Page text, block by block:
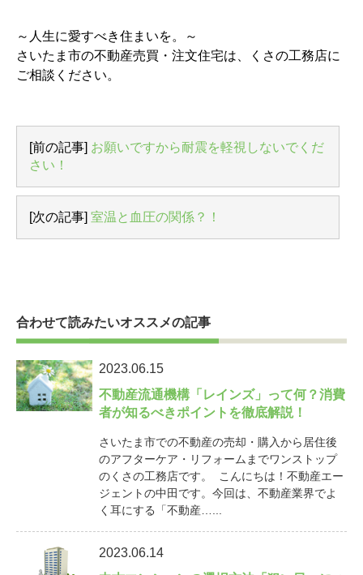
～人生に愛すべき住まいを。～
さいたま市の不動産売買・注文住宅は、くさの工務店に
ご相談ください。
[前の記事] お願いですから耐震を軽視しないでくだ
さい！
[次の記事] 室温と血圧の関係？！
合わせて読みたいオススメの記事
2023.06.15
不動産流通機構「レインズ」って何？消費
者が知るべきポイントを徹底解説！
さいたま市での不動産の売却・購入から居住後
のアフターケア・リフォームまでワンストップ
のくさの工務店です。 こんにちは！不動産エー
ジェントの中田です。今回は、不動産業界でよ
く耳にする「不動産…...
2023.06.14